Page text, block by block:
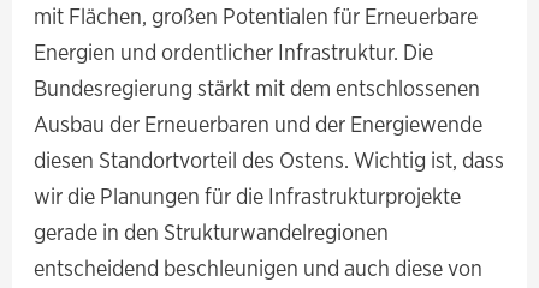
mit Flächen, großen Potentialen für Erneuerbare
Energien und ordentlicher Infrastruktur. Die
Bundesregierung stärkt mit dem entschlossenen
Ausbau der Erneuerbaren und der Energiewende
diesen Standortvorteil des Ostens. Wichtig ist, dass
wir die Planungen für die Infrastrukturprojekte
gerade in den Strukturwandelregionen
entscheidend beschleunigen und auch diese von